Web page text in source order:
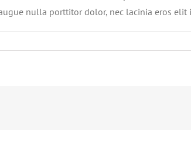
nulla porttitor dolor, nec lacinia eros